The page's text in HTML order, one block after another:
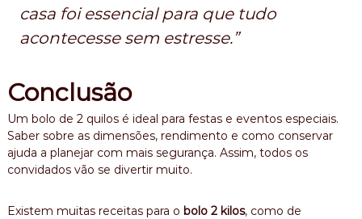
casa foi essencial para que tudo
acontecesse sem estresse.”
Conclusão
Um bolo de 2 quilos é ideal para festas e eventos especiais.
Saber sobre as dimensões, rendimento e como conservar
ajuda a planejar com mais segurança. Assim, todos os
convidados vão se divertir muito.
Existem muitas receitas para o bolo 2 kilos, como de